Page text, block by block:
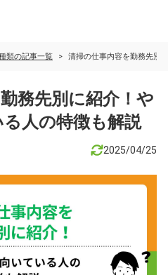
類の記事一覧 清掃の仕事内容を勤務先別
務先別に紹介！や
人の特徴も解説
2025/04/25